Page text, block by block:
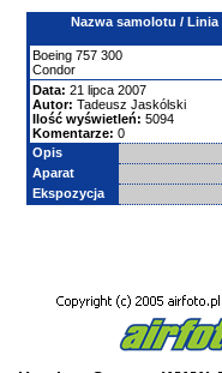
Nazwa samolotu /
Boeing 757 300
Condor
Data: 21 lipca 2007
Autor: Tadeusz Jaskólski
Ilość wyświetleń: 5094
Komentarze: 0
Opis
Aparat
Ekspozycja